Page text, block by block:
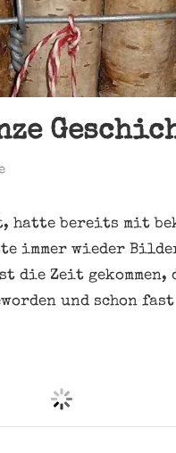
hatte bereits mit
immer wieder
Zeit gekommen,
und schon fast